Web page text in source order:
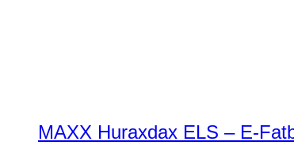
MAXX Huraxdax ELS – E-